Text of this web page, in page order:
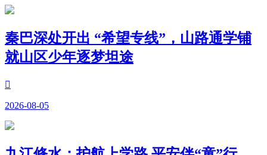
秦巴深处开出 “希望专线”，山路通学铺
就山区少年逐梦坦途

2026-08-05